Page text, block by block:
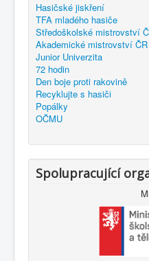
Hasičské jiskření
TFA mladého hasiče
Středoškolské mistrovství
Akademické mistrovství
Junior Univerzita
72 hodin
Den boje proti rakovině
Recyklujte s hasiči
Popálky
OČMU
Spolupracující